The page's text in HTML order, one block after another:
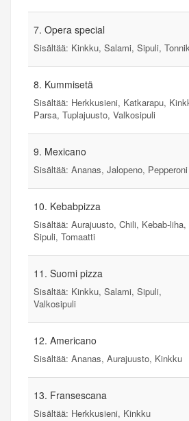
7. Opera special
Sisältää: Kinkku, Salami, Sipuli,
8. Kummisetä
Sisältää: Herkkusieni, Katkarapu,
Parsa, Tuplajuusto, Valkosipuli
9. Mexicano
Sisältää: Ananas, Jalopeno, Pepperoni
10. Kebabpizza
Sisältää: Aurajuusto, Chili, Kebab-liha,
Sipuli, Tomaatti
11. Suomi pizza
Sisältää: Kinkku, Salami, Sipuli,
Valkosipuli
12. Americano
Sisältää: Ananas, Aurajuusto, Kinkku
13. Fransescana
Sisältää: Herkkusieni, Kinkku